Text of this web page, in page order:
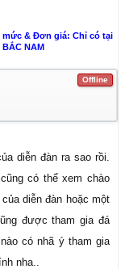
& Đơn giá: Chỉ có tại
BẮC NAM
Offline
diễn đàn ra sao rồi.
có thể xem chào
diễn đàn hoặc một
được tham gia đá
có nhã ý tham gia
nha..